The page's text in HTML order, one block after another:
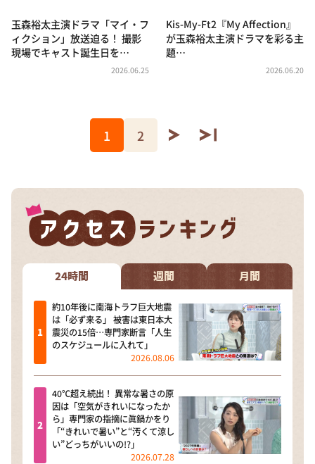
玉森裕太主演ドラマ「マイ・フ
ィクション」放送迫る！ 撮影
現場でキャスト誕生日を…
2026.06.25
Kis-My-Ft2『My Affection』
が玉森裕太主演ドラマを彩る主
題…
2026.06.20
1 2
24時間 週間 月間
約10年後に南海トラフ巨大地震
は「必ず来る」 被害は東日本大
震災の15倍…専門家断言「人生
のスケジュールに入れて」
2026.08.06
40℃超え続出！ 異常な暑さの原
因は「空気がきれいになったか
ら」専門家の指摘に眞鍋かをり
「“きれいで暑い”と“汚くて涼し
い”どっちがいいの!?」
2026.07.28